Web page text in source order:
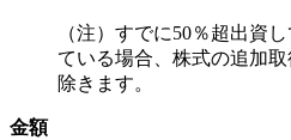
（注）すでに50％超出資
ている場合、株式の追加
除きます。
金額